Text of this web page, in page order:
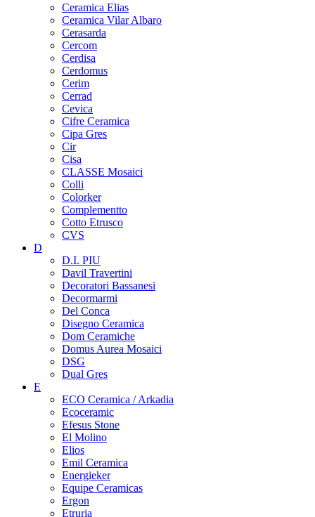
Ceramica Elias
Ceramica Vilar Albaro
Cerasarda
Cercom
Cerdisa
Cerdomus
Cerim
Cerrad
Cevica
Cifre Ceramica
Cipa Gres
Cir
Cisa
CLASSE Mosaici
Colli
Colorker
Complementto
Cotto Etrusco
CVS
D
D.I. PIU
Davil Travertini
Decoratori Bassanesi
Decormarmi
Del Conca
Disegno Ceramica
Dom Ceramiche
Domus Aurea Mosaici
DSG
Dual Gres
E
ECO Ceramica / Arkadia
Ecoceramic
Efesus Stone
El Molino
Elios
Emil Ceramica
Energieker
Equipe Ceramicas
Ergon
Etruria